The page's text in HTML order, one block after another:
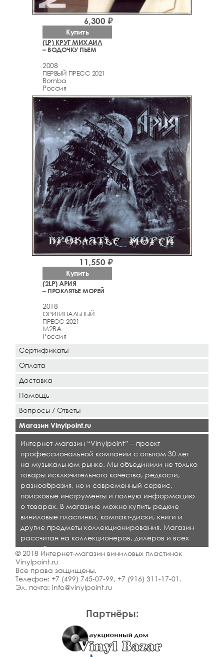
(LP) КРУГ МИХАИЛ
– ВОДОЧКУ ПЬЕМ
2008
ПЕРВЫЙ ПРЕСС 2021
Bomba
Россия
6,300 ₽
Купить
(2LP) АРИЯ
– ПРОКЛЯТЬЕ МОРЕЙ
2018
ОРИГИНАЛЬНЫЙ
ПРЕСС 2021
M2BA
Россия
11,550 ₽
Купить
Партнёры:
Сертификаты
Оплата
Доставка
Помощь
Вопросы / Ответы
Магазин Vinylpoint.ru
Интернет-магазин “Vinylpoint” – проект
профессиональной компании с опытом 30 лет
на музыкальном рынке. Мы объединили не только
товары исключительного качества, редкости,
разнообразия, но и современный сервис,
поисковые инструменты и полную информацию
о товарах. В магазине можно купить редкие
виниловые пластинки, компакт-диски, книги и
другие предметы коллекционирования. Магазин
рассчитан на коллекционеров, дилеров и всех
кто любит качественную музыку.
© 2018 Интернет-магазин виниловых пластинок
Vinylpoint.ru
Все права защищены.
Телефон: +7 (499) 745-07-99, +7 (916) 311-17-01 .
Эл. почта: info@vinylpoint.ru